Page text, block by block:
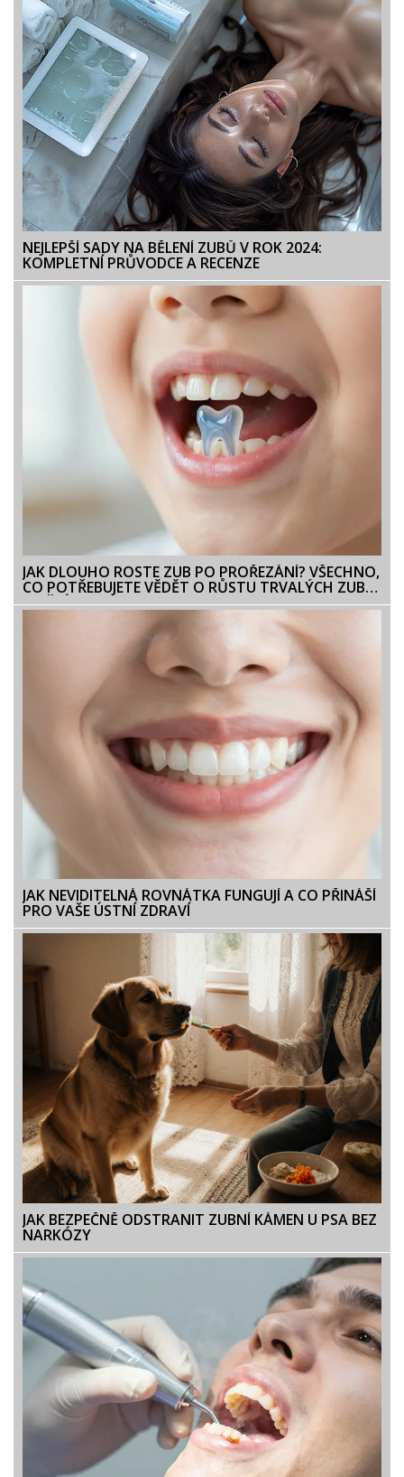
NEJLEPŠÍ SADY NA BĚLENÍ ZUBŮ V ROK 2024:
KOMPLETNÍ PRŮVODCE A RECENZE
JAK DLOUHO ROSTE ZUB PO PROŘEZÁNÍ? VŠECHNO,
CO POTŘEBUJETE VĚDĚT O RŮSTU TRVALÝCH ZUBŮ
U DĚTÍ
JAK NEVIDITELNÁ ROVNÁTKA FUNGUJÍ A CO PŘINÁŠÍ
PRO VAŠE ÚSTNÍ ZDRAVÍ
JAK BEZPEČNĚ ODSTRANIT ZUBNÍ KÁMEN U PSA BEZ
NARKÓZY